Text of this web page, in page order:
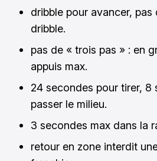
dribble pour avancer, pas
dribble.
pas de « trois pas » : en
appuis max.
24 secondes pour tirer, 8
passer le milieu.
3 secondes max dans la
retour en zone interdit